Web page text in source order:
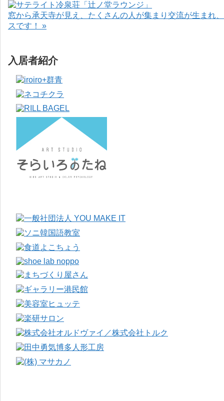
窓から承天寺が見え、たくさんの人が集まり交流が生まれ
スです！ »
入居者紹介